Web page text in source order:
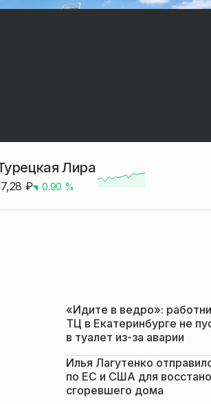
Лира
₽ 0.90 %
«Идите в ведро»:
ТЦ в Екатеринбурге не
в туалет из-за аварии
Илья Лагутенко
по ЕС и США для
сгоревшего дома